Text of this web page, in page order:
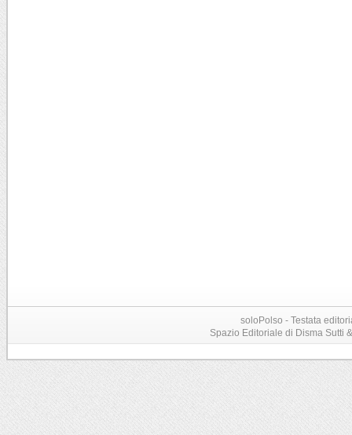
soloPolso - Testata
Spazio Editoriale di Disma Sutti